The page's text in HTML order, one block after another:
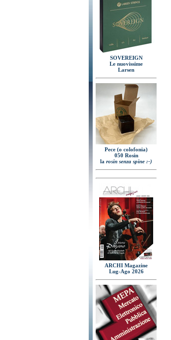
SOVEREIGN
Le nuovissime
Larsen
Pece (o colofonia)
050 Rosin
la rosin senza spine :-)
ARCHI Magazine
Lug-Ago 2026